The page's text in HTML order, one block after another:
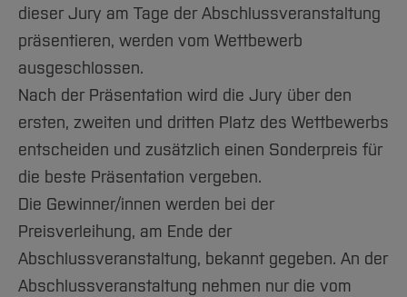
dieser Jury am Tage der Abschlussveranstaltung
präsentieren, werden vom Wettbewerb
ausgeschlossen.
Nach der Präsentation wird die Jury über den
ersten, zweiten und dritten Platz des Wettbewerbs
entscheiden und zusätzlich einen Sonderpreis für
die beste Präsentation vergeben.
Die Gewinner/innen werden bei der
Preisverleihung, am Ende der
Abschlussveranstaltung, bekannt gegeben. An der
Abschlussveranstaltung nehmen nur die vom